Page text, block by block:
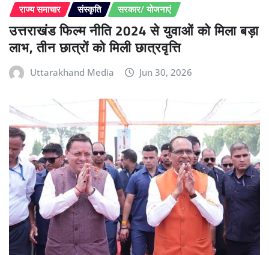
राज्य समाचार संस्कृति सरकार/ योजनाएं
उत्तराखंड फिल्म नीति 2024 से युवाओं को मिला बड़ा
लाभ, तीन छात्रों को मिली छात्रवृत्ति
Uttarakhand Media Jun 30, 2026